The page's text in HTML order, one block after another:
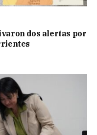
dos alertas por